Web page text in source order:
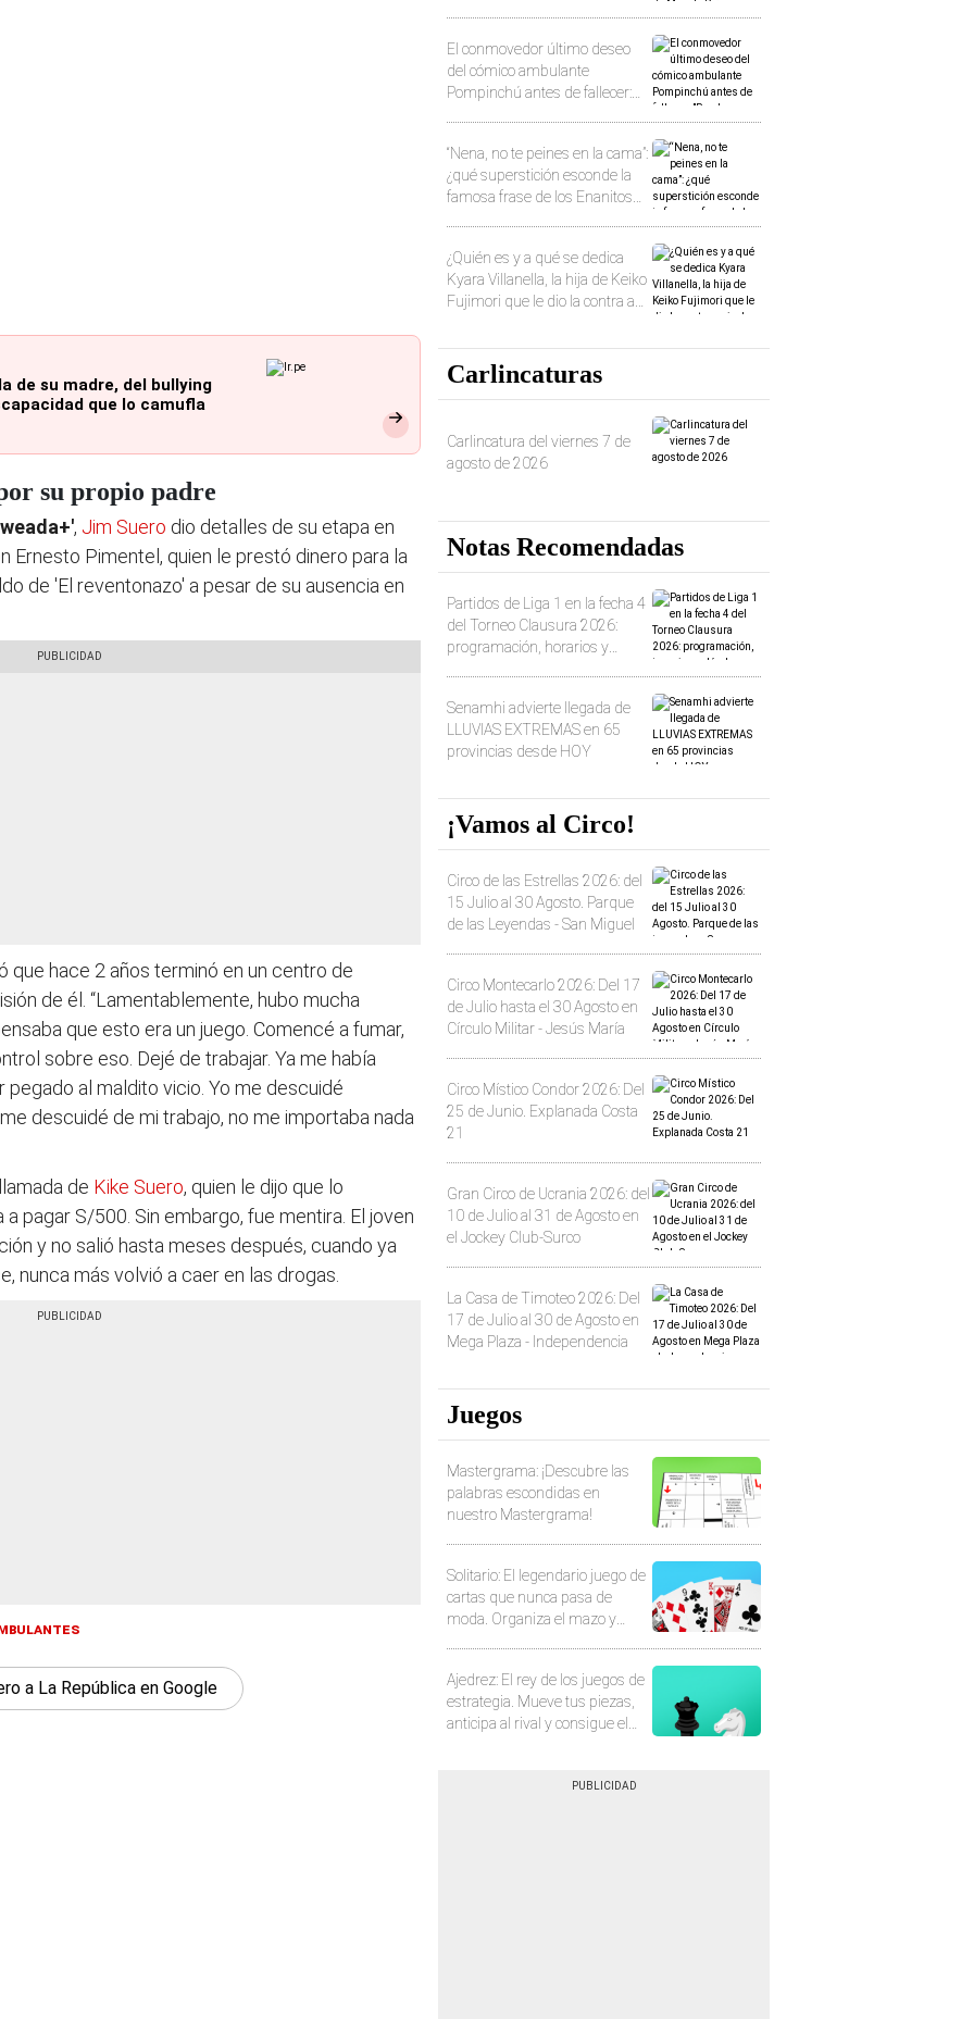
de su madre, del bullying
que lo camufla
su propio padre
, Jim Suero dio detalles de su etapa en
Ernesto Pimentel, quien le prestó dinero para la
de 'El reventonazo' a pesar de su ausencia en
que hace 2 años terminó en un centro de
de él. “Lamentablemente, hubo mucha
que esto era un juego. Comencé a fumar,
sobre eso. Dejé de trabajar. Ya me había
al maldito vicio. Yo me descuidé
descuidé de mi trabajo, no me importaba nada
de Kike Suero, quien le dijo que lo
pagar S/500. Sin embargo, fue mentira. El joven
y no salió hasta meses después, cuando ya
nunca más volvió a caer en las drogas.
a La República en Google
El conmovedor último deseo
del cómico ambulante
Pompinchú antes de fallecer:
“Nena, no te peines en la cama”:
¿qué superstición esconde la
famosa frase de los Enanitos
¿Quién es y a qué se dedica
Kyara Villanella, la hija de Keiko
Fujimori que le dio la contra a
Carlincaturas
Carlincatura del viernes 7 de
agosto de 2026
Notas Recomendadas
Partidos de Liga 1 en la fecha 4
del Torneo Clausura 2026:
programación, horarios y
Senamhi advierte llegada de
LLUVIAS EXTREMAS en 65
provincias desde HOY
¡Vamos al Circo!
Circo de las Estrellas 2026: del
15 Julio al 30 Agosto. Parque
de las Leyendas - San Miguel
Circo Montecarlo 2026: Del 17
de Julio hasta el 30 Agosto en
Círculo Militar - Jesús María
Circo Místico Condor 2026: Del
25 de Junio. Explanada Costa
21
Gran Circo de Ucrania 2026: del
10 de Julio al 31 de Agosto en
el Jockey Club-Surco
La Casa de Timoteo 2026: Del
17 de Julio al 30 de Agosto en
Mega Plaza - Independencia
Juegos
Mastergrama: ¡Descubre las
palabras escondidas en
nuestro Mastergrama!
Solitario: El legendario juego de
cartas que nunca pasa de
moda. Organiza el mazo y
Ajedrez: El rey de los juegos de
estrategia. Mueve tus piezas,
anticipa al rival y consigue el